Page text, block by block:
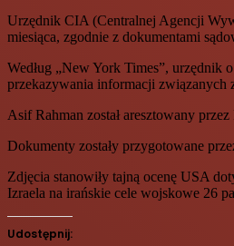
Urzędnik CIA (Centralnej Agencji
miesiąca, zgodnie z dokumentami
Według „New York Times”, urzędnik
przekazywania informacji związanych
Asif Rahman został aresztowany
Dokumenty zostały przygotowane
Zdjęcia stanowiły tajną ocenę USA
Izraela na irańskie cele wojskowe 26
Udostępnij: